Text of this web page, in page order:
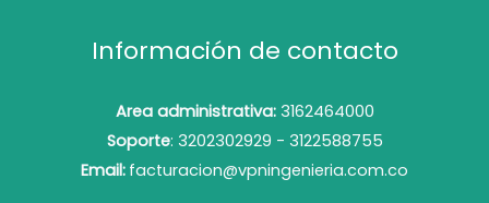
Información de contacto
Area administrativa:3162464000
Soporte: 3202302929 - 3122588755
Email: facturacion@vpningenieria.com.co